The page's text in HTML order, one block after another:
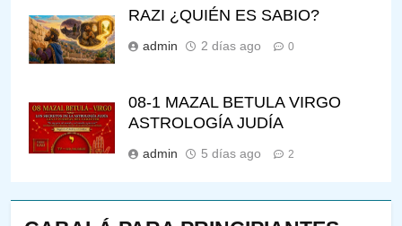
144
RAZI ¿QUIÉN ES SABIO?
admin 2 días ago 0
08-1 MAZAL BETULA VIRGO
ASTROLOGÍA JUDÍA
admin 5 días ago 2